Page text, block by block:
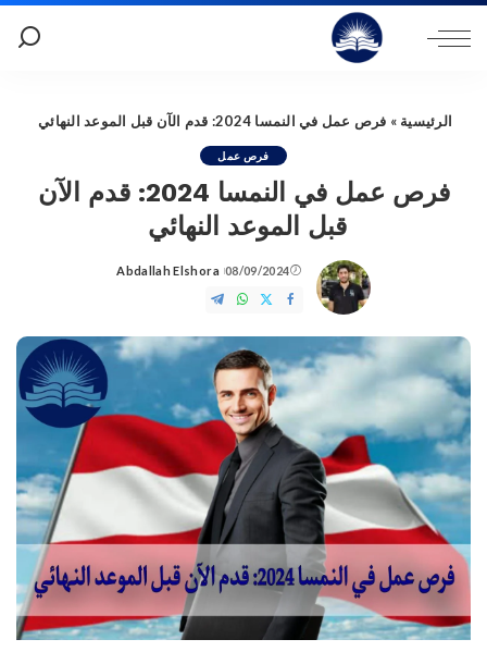
الرئيسية » فرص عمل في النمسا 2024: قدم الآن قبل الموعد النهائي
فرص عمل
فرص عمل في النمسا 2024: قدم الآن
قبل الموعد النهائي
08/09/2024
Posted
by
Abdallah Elshora